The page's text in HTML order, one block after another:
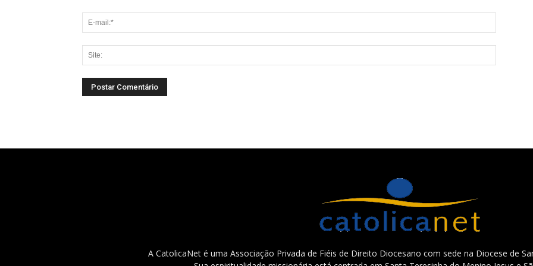
A CatolicaNet é uma Associação Privada de Fiéis de Direito Diocesano com sede na Diocese de